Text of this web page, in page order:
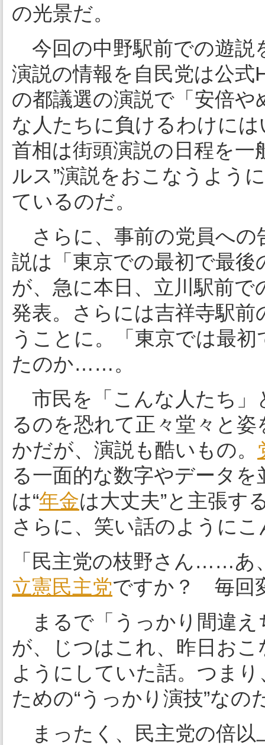
の光景だ。
今回の中野駅前での遊説
演説の情報を自民党は公
の都議選の演説で「安倍
な人たちに負けるわけに
首相は街頭演説の日程を一
ルス”演説をおこなうよう
ているのだ。
さらに、事前の党員への
説は「東京での最初で最
が、急に本日、立川駅前
発表。さらには吉祥寺駅
うことに。「東京では最
たのか……。
市民を「こんな人たち」
るのを恐れて正々堂々と
かだが、演説も酷いもの。
る一面的な数字やデータを
は“年金は大丈夫”と主張す
さらに、笑い話のように
「民主党の枝野さん……あ
立憲民主党ですか？ 毎回
まるで「うっかり間違え
が、じつはこれ、昨日おこ
ようにしていた話。つま
ための“うっかり演技”なの
まったく、民主党の倍以